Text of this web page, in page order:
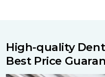
High-quality
Best Price